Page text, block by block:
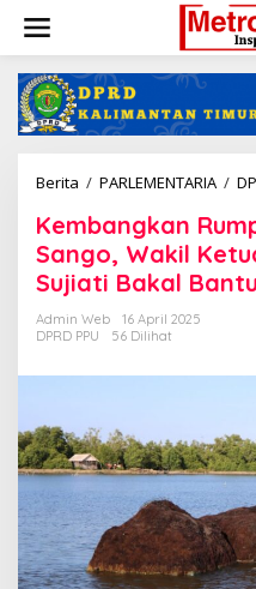
konten
Berita / PARLEMENTARIA /
Kembangkan
Sango, Wakil
Sujiati Bakal
Admin Web
16 April 2025
DPRD PPU
56 Dilihat